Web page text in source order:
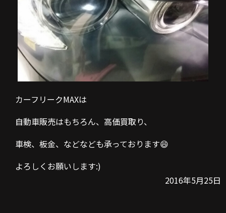
カーフリークMAXは
自動車販売はもちろん、高価買取り、
車検、板金、などなども承っております😄
よろしくお願いします:)
2016年5月25日